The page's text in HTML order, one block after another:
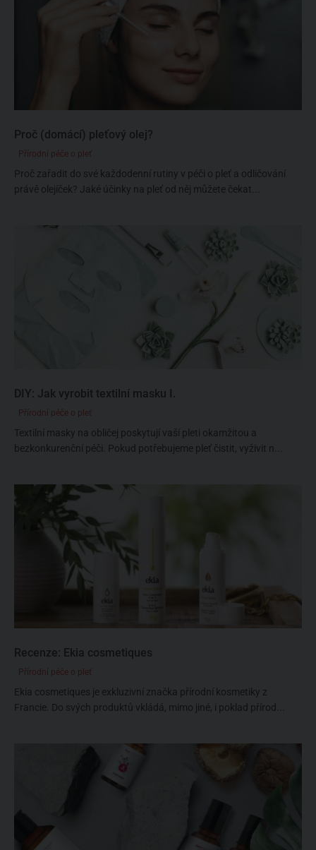
Proč (domácí) pleťový olej?
Přírodní péče o pleť
Proč zařadit do své každodenní rutiny v péči o pleť a odličování
právě olejíček? Jaké účinky na pleť od něj můžete čekat...
DIY: Jak vyrobit textilní masku I.
Přírodní péče o pleť
Textilní masky na obličej poskytují vaší pleti okamžitou a
bezkonkurenční péči. Pokud potřebujeme pleť čistit, vyživit n...
Recenze: Ekia cosmetiques
Přírodní péče o pleť
Ekia cosmetiques je exkluzivní značka přírodní kosmetiky z
Francie. Do svých produktů vkládá, mimo jiné, i poklad přírod...